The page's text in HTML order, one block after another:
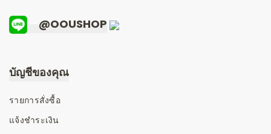
@OOUSHOP
บัญชีของคุณ
รายการสั่งซื้อ
แจ้งชำระเงิน